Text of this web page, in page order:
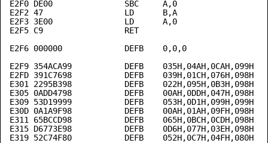
E2F0 DE00               SBC     A,0
E2F2 47                 LD      B,A
E2F3 3E00               LD      A,0
E2F5 C9                 RET
E2F6 000000             DEFB    0,0,0                   ;
E2F9 354ACA99           DEFB    035H,04AH,0CAH,099H
E2FD 391C7698           DEFB    039H,01CH,076H,098H
E301 2295B398           DEFB    022H,095H,0B3H,098H
E305 0ADD4798           DEFB    00AH,0DDH,047H,098H
E309 53D19999           DEFB    053H,0D1H,099H,099H
E30D 0A1A9F98           DEFB    00AH,01AH,09FH,098H
E311 65BCCD98           DEFB    065H,0BCH,0CDH,098H
E315 D6773E98           DEFB    0D6H,077H,03EH,098H
E319 52C74F80           DEFB    052H,0C7H,04FH,080H